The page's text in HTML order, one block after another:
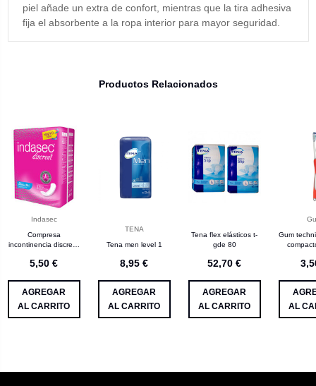
piel añade un extra de confort, mientras que la tira adhesiva
fija el absorbente a la ropa interior para mayor seguridad.
Productos Relacionados
Indasec
Compresa
incontinencia discreet
indasec
5,50 €
AGREGAR
AL CARRITO
TENA
Tena men level 1
8,95 €
AGREGAR
AL CARRITO
Tena flex elásticos t-
gde 80
52,70 €
AGREGAR
AL CARRITO
Gum
AL